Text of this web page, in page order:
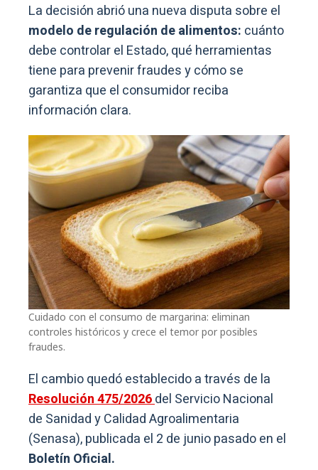
La decisión abrió una nueva disputa sobre el
modelo de regulación de alimentos: cuánto
debe controlar el Estado, qué herramientas
tiene para prevenir fraudes y cómo se
garantiza que el consumidor reciba
información clara.
Cuidado con el consumo de margarina: eliminan
controles históricos y crece el temor por posibles
fraudes.
El cambio quedó establecido a través de la
Resolución 475/2026del Servicio Nacional
de Sanidad y Calidad Agroalimentaria
(Senasa), publicada el 2 de junio pasado en el
Boletín Oficial.